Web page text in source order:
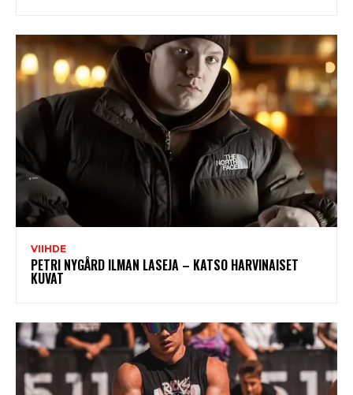
VIIHDE
PETRI NYGÅRD ILMAN LASEJA – KATSO HARVINAISET
KUVAT